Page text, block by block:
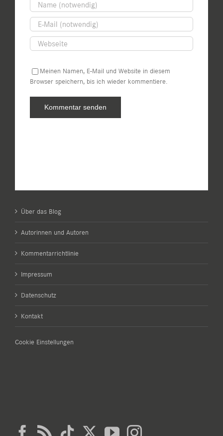
Meinen Namen, E-Mail und Website in diesem
Browser speichern, bis ich wieder kommentiere.
Über das Blog
Autorinnen und Autoren
Kommentarrichtlinie
Impressum
Datenschutz
Kontakt
Cookie Einstellungen